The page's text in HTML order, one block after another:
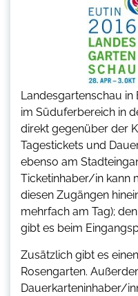
Landesgartenschau in
im Süduferbereich in
direkt gegenüber der
Tagestickets und
ebenso am
Ticketinhaber/in kann
diesen Zugängen
mehrfach am Tag);
gibt es beim
Zusätzlich gibt es
Rosengarten.
Dauerkarteninhaber/